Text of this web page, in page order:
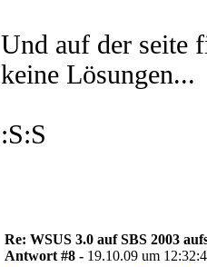
Und auf der seite
keine Lösungen...
:S:S
Re: WSUS 3.0 auf SBS 2003
Antwort #8 - 19.10.09 um